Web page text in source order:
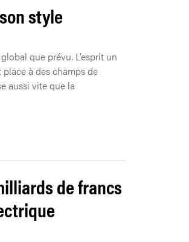
style
que prévu. L’esprit un
à des champs de
aussi vite que la
de francs